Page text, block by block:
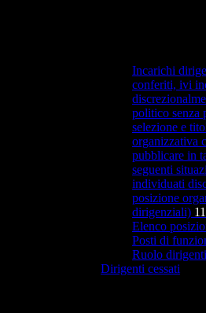
Incarichi
conferiti, ivi
politico senza
selezione e
organizzativa
pubblicare in
seguenti
individuati
posizione
dirigenziali) 11
Elenco
Posti di
Ruolo dirigenti
Dirigenti cessati